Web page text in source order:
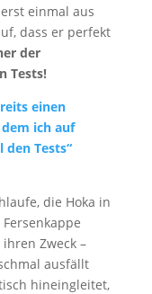
einmal aus
dass er perfekt
der
Tests!
einen
ich auf
den Tests“
die Hoka in
Zweck –
ausfällt
hineingleitet,